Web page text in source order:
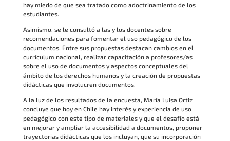
hay miedo de que sea tratado como adoctrinamiento de los
estudiantes.
Asimismo, se le consultó a las y los docentes sobre
recomendaciones para fomentar el uso pedagógico de los
documentos. Entre sus propuestas destacan cambios en el
currículum nacional, realizar capacitación a profesores/as
sobre el uso de documentos y aspectos conceptuales del
ámbito de los derechos humanos y la creación de propuestas
didácticas que involucren documentos.
A la luz de los resultados de la encuesta, María Luisa Ortiz
concluye que hoy en Chile hay interés y experiencia de uso
pedagógico con este tipo de materiales y que el desafío está
en mejorar y ampliar la accesibilidad a documentos, proponer
trayectorias didácticas que los incluyan, que su incorporación